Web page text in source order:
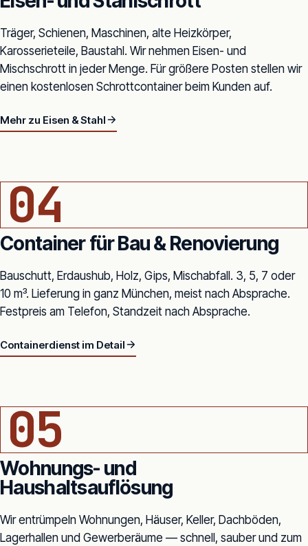
Träger, Schienen, Maschinen, alte Heizkörper,
Karosserieteile, Baustahl. Wir nehmen Eisen- und
Mischschrott in jeder Menge. Für größere Posten stellen wir
einen kostenlosen Schrottcontainer beim Kunden auf.
Mehr zu Eisen & Stahl
04
Container für Bau & Renovierung
Bauschutt, Erdaushub, Holz, Gips, Mischabfall. 3, 5, 7 oder
10 m³. Lieferung in ganz München, meist nach Absprache.
Festpreis am Telefon, Standzeit nach Absprache.
Containerdienst im Detail
05
Wohnungs- und
Haushaltsauflösung
Wir entrümpeln Wohnungen, Häuser, Keller, Dachböden,
Lagerhallen und Gewerberäume — schnell, sauber und zum